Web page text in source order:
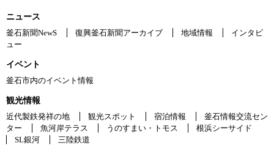
ニュース
釜石新聞NewS
復興釜石新聞アーカイブ 地域情報
インタビ
ュー
イベント
釜石市内のイベント情報
観光情報
近代製鉄発祥の地
観光スポット 宿泊情報
釜石情報交流セン
ター
魚河岸テラス うのすまい・トモス
根浜シーサイド
SL銀河
三陸鉄道